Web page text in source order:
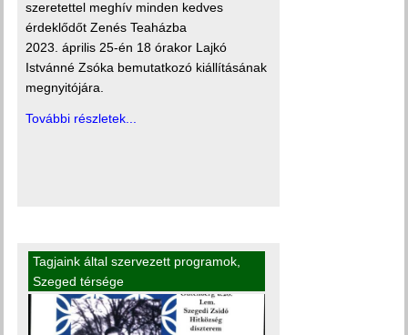
szeretettel meghív minden kedves
érdeklődőt Zenés Teaházba
2023. április 25-én 18 órakor Lajkó
Istvánné Zsóka bemutatkozó kiállításának
megnyitójára.
További részletek...
Tagjaink által szervezett programok
Szeged térsége